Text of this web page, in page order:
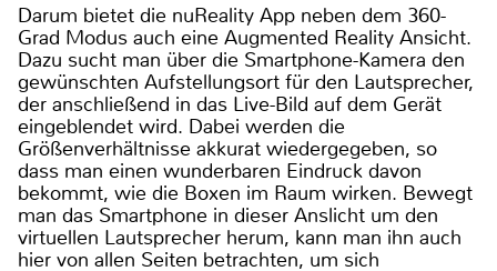
Darum bietet die nuReality App neben dem 360-
Grad Modus auch eine Augmented Reality Ansicht.
Dazu sucht man über die Smartphone-Kamera den
gewünschten Aufstellungsort für den Lautsprecher,
der anschließend in das Live-Bild auf dem Gerät
eingeblendet wird. Dabei werden die
Größenverhältnisse akkurat wiedergegeben, so
dass man einen wunderbaren Eindruck davon
bekommt, wie die Boxen im Raum wirken. Bewegt
man das Smartphone in dieser Anslicht um den
virtuellen Lautsprecher herum, kann man ihn auch
hier von allen Seiten betrachten, um sich